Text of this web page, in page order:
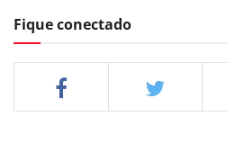
Fique conectado